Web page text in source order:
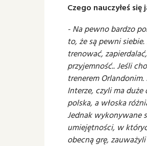
Czego nauczyłeś
- Na pewno bardzo
to, że są pewni
trenować,
przyjemność.. Jeśli
trenerem
Interze, czyli ma duże
polska, a włoska
Jednak wykonywane
umiejętności, w
obecną grę,